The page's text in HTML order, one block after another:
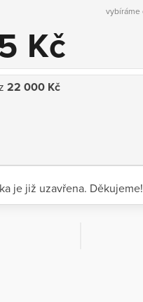
vybíráme
Kč
22 000 Kč
je již uzavřena. Děkujeme!